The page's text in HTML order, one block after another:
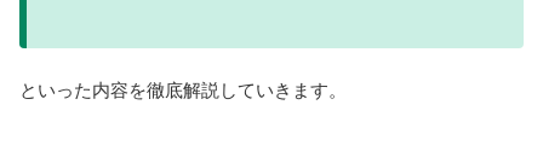
といった内容を徹底解説していきます。